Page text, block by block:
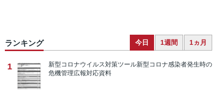
ランキング 今日 1週間 1ヵ月
1 新型コロナウイルス対策ツール新型コロナ感染者発生時の
危機管理広報対応資料